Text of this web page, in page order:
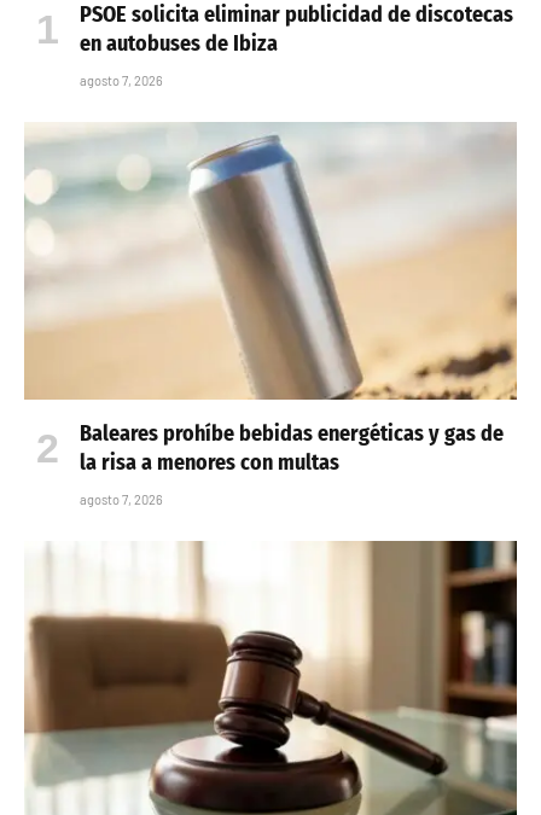
PSOE solicita eliminar publicidad de discotecas
en autobuses de Ibiza
agosto 7, 2026
Baleares prohíbe bebidas energéticas y gas de
la risa a menores con multas
agosto 7, 2026